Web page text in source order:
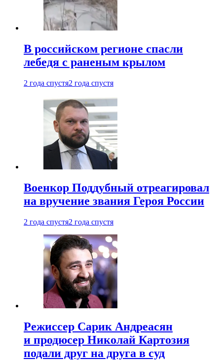
В российском регионе спасли
лебедя с раненым крылом
2 года спустя2 года спустя
Военкор Поддубный отреагировал
на вручение звания Героя России
2 года спустя2 года спустя
Режиссер Сарик Андреасян
и продюсер Николай Картозия
подали друг на друга в суд